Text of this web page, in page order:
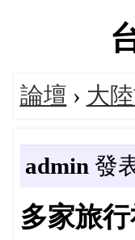
論壇 › 大
admin 發
多家旅